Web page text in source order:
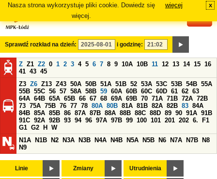
Nasza strona wykorzystuje pliki cookie. Dowiedz się
więcej.
więcej x
Sprawdź rozkład na dzień: i godzinę:
Z Z1 Z2 0 1 2 3 4 5 6 7 8 9 10A 10B 11 12 13 14 15 16
41 43 45
Z3 Z6 Z13 Z43 50A 50B 51A 51B 52 53A 53C 53B 54B 55A
55B 55C 56 57 58A 58B 59 60A 60B 60C 60D 61 62 63
64A 64B 65A 65B 66 67 68 69A 69B 70 71A 71B 72A 72B
73 75A 75B 76 77 78 80A 80B 81A 81B 82A 82B 83 84A
84B 85A 85B 86 87A 87B 88A 88B 88C 88D 89 90 91A 91B
91C 92A 92B 93 94 96 97A 97B 99 100 101 201 202 6.
F1
G1 G2 H
W
N1A
N1B N2 N3A N3B N4A N4B N5A N5B N6 N7A N7B
N8
N9
Linie Zmiany Utrudnienia